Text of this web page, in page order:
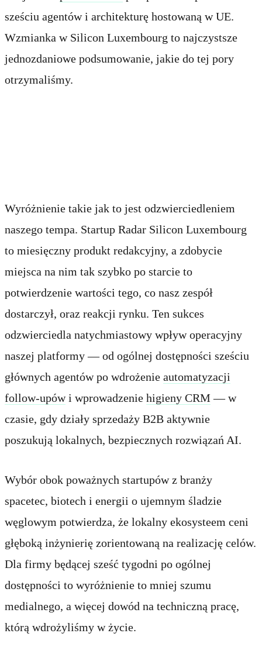
sześciu agentów i architekturę hostowaną w UE.
Wzmianka w Silicon Luxembourg to najczystsze
jednozdaniowe podsumowanie, jakie do tej pory
otrzymaliśmy.
Wyróżnienie takie jak to jest odzwierciedleniem
naszego tempa. Startup Radar Silicon Luxembourg
to miesięczny produkt redakcyjny, a zdobycie
miejsca na nim tak szybko po starcie to
potwierdzenie wartości tego, co nasz zespół
dostarczył, oraz reakcji rynku. Ten sukces
odzwierciedla natychmiastowy wpływ operacyjny
naszej platformy — od ogólnej dostępności sześciu
głównych agentów po wdrożenie automatyzacji
follow-upówi wprowadzenie higieny CRM— w
czasie, gdy działy sprzedaży B2B aktywnie
poszukują lokalnych, bezpiecznych rozwiązań AI.
Wybór obok poważnych startupów z branży
spacetec, biotech i energii o ujemnym śladzie
węglowym potwierdza, że lokalny ekosysteem ceni
głęboką inżynierię zorientowaną na realizację celów.
Dla firmy będącej sześć tygodni po ogólnej
dostępności to wyróżnienie to mniej szumu
medialnego, a więcej dowód na techniczną pracę,
którą wdrożyliśmy w życie.